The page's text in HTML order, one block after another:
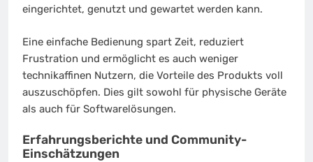
eingerichtet, genutzt und gewartet werden kann.
Eine einfache Bedienung spart Zeit, reduziert
Frustration und ermöglicht es auch weniger
technikaffinen Nutzern, die Vorteile des Produkts voll
auszuschöpfen. Dies gilt sowohl für physische Geräte
als auch für Softwarelösungen.
Erfahrungsberichte und Community-
Einschätzungen